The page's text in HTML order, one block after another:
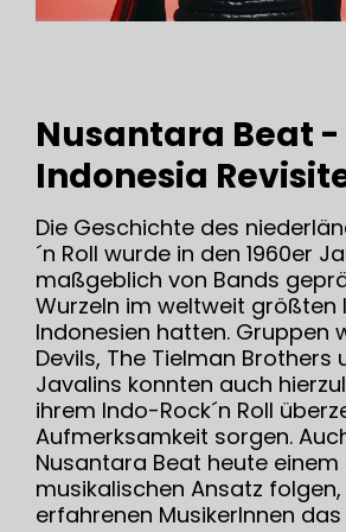
Nusantara Beat -
Indonesia
Die Geschichte des
´n Roll wurde in den 1960er
maßgeblich von Bands
Wurzeln im weltweit größten
Indonesien hatten. Gruppen
Devils, The Tielman Brothers
Javalins konnten auch
ihrem Indo-Rock´n Roll
Aufmerksamkeit sorgen.
Nusantara Beat heute einem
musikalischen Ansatz
erfahrenen MusikerInnen